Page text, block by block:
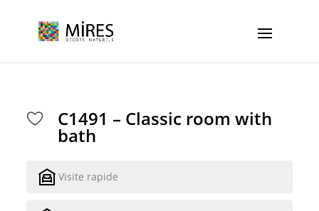
C1491 – Classic room with
bath
Visite rapide